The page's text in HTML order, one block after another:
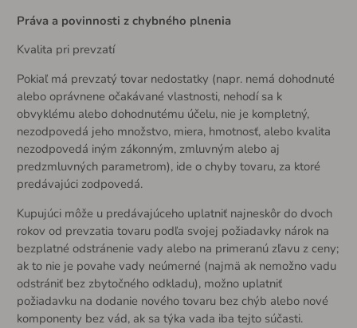
Práva a povinnosti z chybného plnenia
Kvalita pri prevzatí
Pokiaľ má prevzatý tovar nedostatky (napr. nemá dohodnuté
alebo oprávnene očakávané vlastnosti, nehodí sa k
obvyklému alebo dohodnutému účelu, nie je kompletný,
nezodpovedá jeho množstvo, miera, hmotnosť, alebo kvalita
nezodpovedá iným zákonným, zmluvným alebo aj
predzmluvných parametrom), ide o chyby tovaru, za ktoré
predávajúci zodpovedá.
Kupujúci môže u predávajúceho uplatniť najneskôr do dvoch
rokov od prevzatia tovaru podľa svojej požiadavky nárok na
bezplatné odstránenie vady alebo na primeranú zľavu z ceny;
ak to nie je povahe vady neúmerné (najmä ak nemožno vadu
odstrániť bez zbytočného odkladu), možno uplatniť
požiadavku na dodanie nového tovaru bez chýb alebo nové
komponenty bez vád, ak sa týka vada iba tejto súčasti.